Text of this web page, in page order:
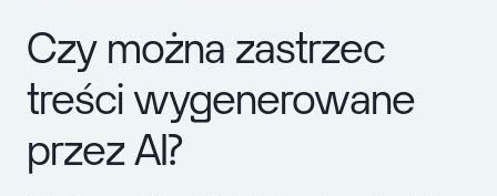
Czy można zastrzec
treści wygenerowane
przez AI?